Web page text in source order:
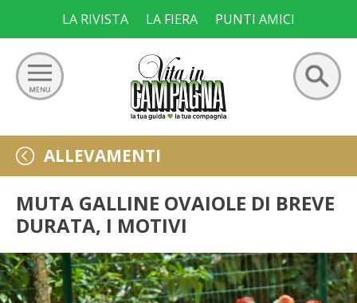
content
LA RIVISTA LA FIERA PUNTI AMICI
Ricerca
per:
GIARDINO
ORTO
FRUTTETO
VIGNETO
ALLEVAMENTI
MUTA GALLINE OVAIOLE DI BREVE
DURATA, I MOTIVI